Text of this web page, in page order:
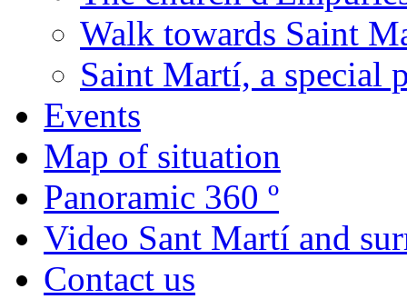
Walk towards Saint
Saint Martí, a special
Events
Map of situation
Panoramic 360 º
Video Sant Martí and
Contact us